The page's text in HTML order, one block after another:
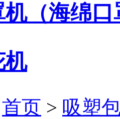
（海绵口
机
首页 > 吸塑